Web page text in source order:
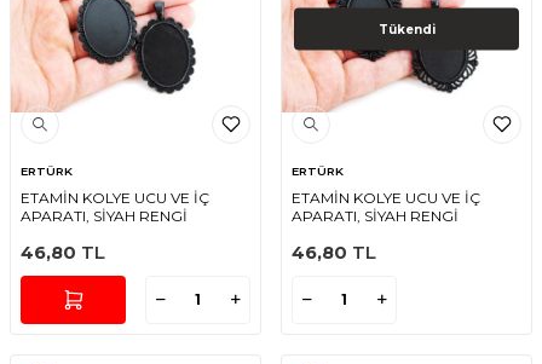
ERTÜRK
ETAMİN KOLYE UCU VE İÇ
APARATI, SİYAH RENGİ
46,80 TL
Tükendi
ERTÜRK
ETAMİN KOLYE UCU VE İÇ
APARATI, SİYAH RENGİ
46,80 TL